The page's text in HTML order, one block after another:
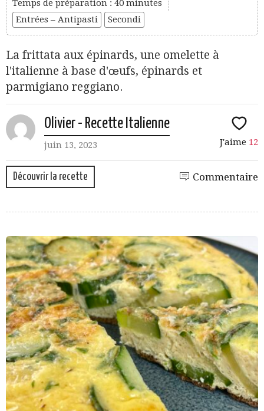
Temps de préparation : 40 minutes
Entrées – Antipasti
Secondi
La frittata aux épinards, une omelette à
l'italienne à base d'œufs, épinards et
parmigiano reggiano.
Olivier - Recette Italienne
juin 13, 2023 J'aime 12
Découvrir la recette Commentaire